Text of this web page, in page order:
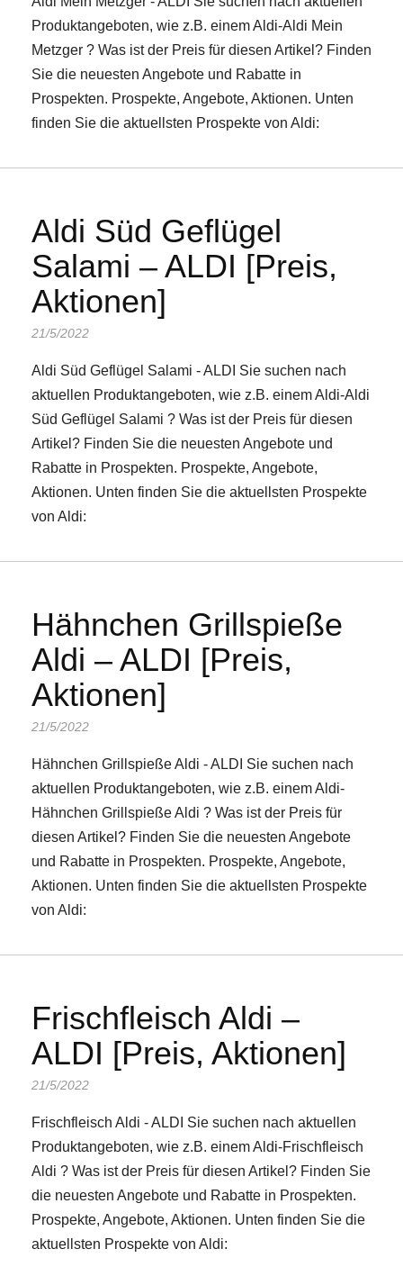
Produktangeboten, wie z.B. einem Aldi-Aldi Mein
Metzger ? Was ist der Preis für diesen Artikel? Finden
Sie die neuesten Angebote und Rabatte in
Prospekten. Prospekte, Angebote, Aktionen. Unten
finden Sie die aktuellsten Prospekte von Aldi:
Aldi Süd Geflügel
Salami – ALDI [Preis,
Aktionen]
21/5/2022
Aldi Süd Geflügel Salami - ALDI Sie suchen nach
aktuellen Produktangeboten, wie z.B. einem Aldi-Aldi
Süd Geflügel Salami ? Was ist der Preis für diesen
Artikel? Finden Sie die neuesten Angebote und
Rabatte in Prospekten. Prospekte, Angebote,
Aktionen. Unten finden Sie die aktuellsten Prospekte
von Aldi:
Hähnchen Grillspieße
Aldi – ALDI [Preis,
Aktionen]
21/5/2022
Hähnchen Grillspieße Aldi - ALDI Sie suchen nach
aktuellen Produktangeboten, wie z.B. einem Aldi-
Hähnchen Grillspieße Aldi ? Was ist der Preis für
diesen Artikel? Finden Sie die neuesten Angebote
und Rabatte in Prospekten. Prospekte, Angebote,
Aktionen. Unten finden Sie die aktuellsten Prospekte
von Aldi:
Frischfleisch Aldi –
ALDI [Preis, Aktionen]
21/5/2022
Frischfleisch Aldi - ALDI Sie suchen nach aktuellen
Produktangeboten, wie z.B. einem Aldi-Frischfleisch
Aldi ? Was ist der Preis für diesen Artikel? Finden Sie
die neuesten Angebote und Rabatte in Prospekten.
Prospekte, Angebote, Aktionen. Unten finden Sie die
aktuellsten Prospekte von Aldi: